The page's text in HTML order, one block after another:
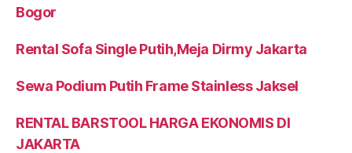
Bogor
Rental Sofa Single Putih,Meja Dirmy Jakarta
Sewa Podium Putih Frame Stainless Jaksel
RENTAL BARSTOOL HARGA EKONOMIS DI
JAKARTA